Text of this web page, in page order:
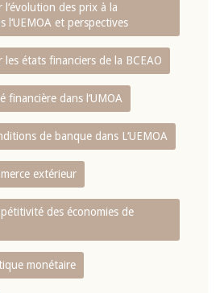
des prix à la
l‘UEMOA et perspectives
les états financiers de la BCEAO
financière dans l‘UMOA
de banque dans L‘UEMOA
extérieur
des économies de
monétaire